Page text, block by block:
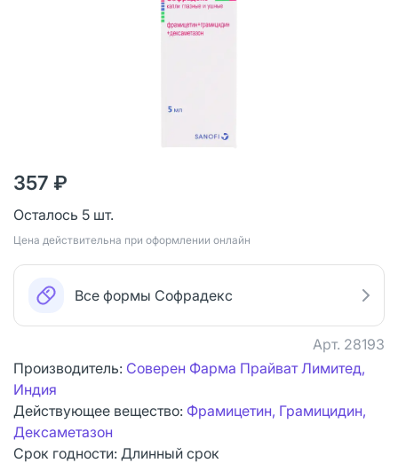
357 ₽
Осталось 5 шт.
Цена действительна при оформлении онлайн
Все формы Софрадекс
Арт. 28193
Производитель: Соверен Фарма Прайват Лимитед,
Индия
Действующее вещество: Фрамицетин, Грамицидин,
Дексаметазон
Срок годности: Длинный срок